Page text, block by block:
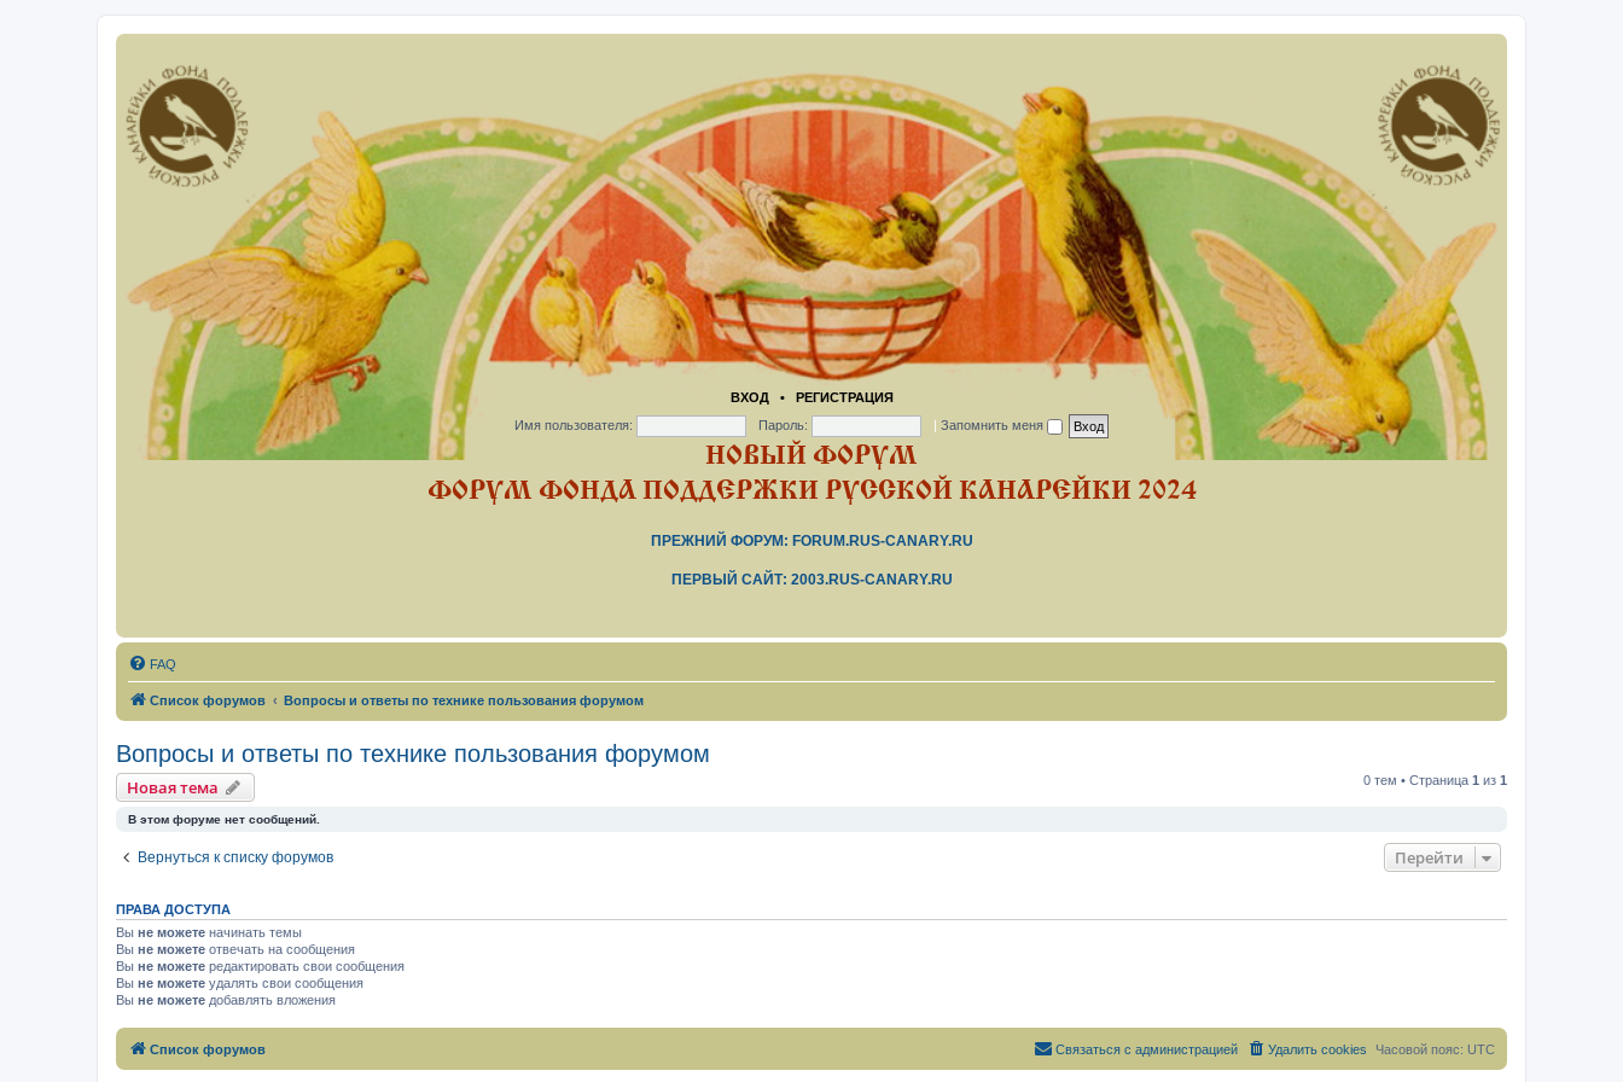
ВХОД• РЕГИСТРАЦИЯ
Имя пользователя:
Пароль: | Запомнить меня
НОВЫЙ ФОРУМ
ФОРУМ ФОНДА ПОДДЕРЖКИ РУССКОЙ КАНАРЕЙКИ 2024
ПРЕЖНИЙ ФОРУМ: FORUM.RUS-CANARY.RU
ПЕРВЫЙ САЙТ: 2003.RUS-CANARY.RU
FAQ
Список форумов Вопросы и ответы по технике пользования форумом
Вопросы и ответы по технике пользования форумом
Новая тема 0 тем • Страница 1 из 1
В этом форуме нет сообщений.
Вернуться к списку форумов Перейти
ПРАВА ДОСТУПА
Вы не можете начинать темы
Вы не можете отвечать на сообщения
Вы не можете редактировать свои сообщения
Вы не можете удалять свои сообщения
Вы не можете добавлять вложения
Список форумов Часовой пояс: UTC
Удалить cookies
Связаться с администрацией